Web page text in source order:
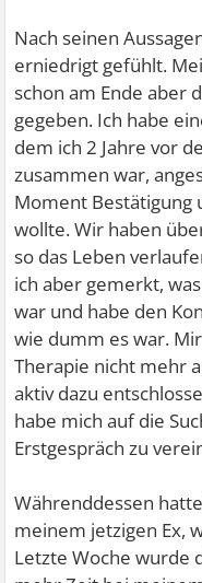
Nach seinen
erniedrigt gefühlt.
schon am Ende aber
gegeben. Ich habe
dem ich 2 Jahre vor
zusammen war,
Moment Bestätigung
wollte. Wir haben
so das Leben
ich aber gemerkt,
war und habe den
wie dumm es war.
Therapie nicht mehr
aktiv dazu
habe mich auf die
Erstgespräch zu
Währenddessen
meinem jetzigen Ex,
Letzte Woche wurde